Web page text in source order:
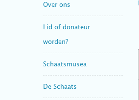
Over ons
Lid of donateur
worden?
Schaatsmusea
De Schaats